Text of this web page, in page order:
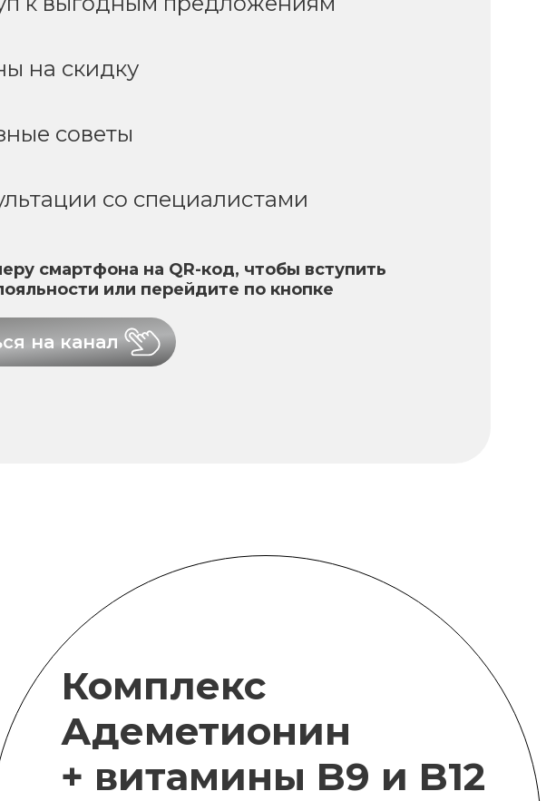
на скидку
советы
со специалистами
смартфона на QR-код, чтобы вступить
или перейдите по кнопке
на канал
Комплекс
Адеметионин
+ витамины B9 и B12